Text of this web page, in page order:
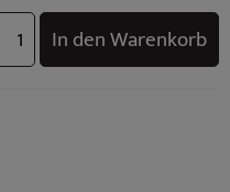
In den Warenkorb